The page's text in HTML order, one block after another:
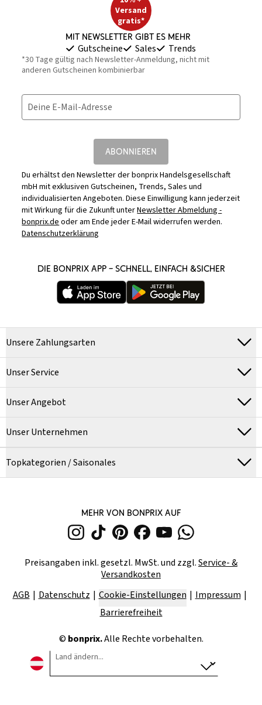
Versand
gratis*
Mit Newsletter gibt es mehr
Gutscheine Sales Trends
*30 Tage gültig nach Newsletter-Anmeldung, nicht mit
anderen Gutscheinen kombinierbar
Deine E-Mail-Adresse
ABONNIEREN
Du erhältst den Newsletter der bonprix Handelsgesellschaft
mbH mit exklusiven Gutscheinen, Trends, Sales und
individualisierten Angeboten. Diese Einwilligung kann jederzeit
mit Wirkung für die Zukunft unterNewsletter Abmeldung -
bonprix.deoder am Ende jeder E-Mail widerrufen werden.
Datenschutzerklärung
DIE BONPRIX APP – SCHNELL, EINFACH &SICHER
Unsere Zahlungsarten
Unser Service
Unser Angebot
Unser Unternehmen
Topkategorien / Saisonales
MEHR VON BONPRIX AUF
Preisangaben inkl. gesetzl. MwSt. und zzgl.Service- &
Versandkosten
AGB
Datenschutz Cookie-Einstellungen
Impressum
Barrierefreiheit
© bonprix.Alle Rechte vorbehalten.
Land ändern...